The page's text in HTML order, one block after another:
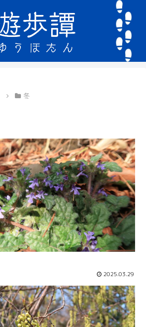
冬
2025.03.29